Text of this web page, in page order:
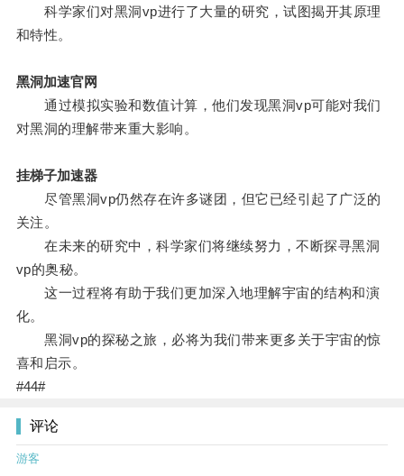
科学家们对黑洞vp进行了大量的研究，试图揭开其原理
和特性。
黑洞加速官网
通过模拟实验和数值计算，他们发现黑洞vp可能对我们
对黑洞的理解带来重大影响。
挂梯子加速器
尽管黑洞vp仍然存在许多谜团，但它已经引起了广泛的
关注。
在未来的研究中，科学家们将继续努力，不断探寻黑洞
vp的奥秘。
这一过程将有助于我们更加深入地理解宇宙的结构和演
化。
黑洞vp的探秘之旅，必将为我们带来更多关于宇宙的惊
喜和启示。
#44#
评论
游客